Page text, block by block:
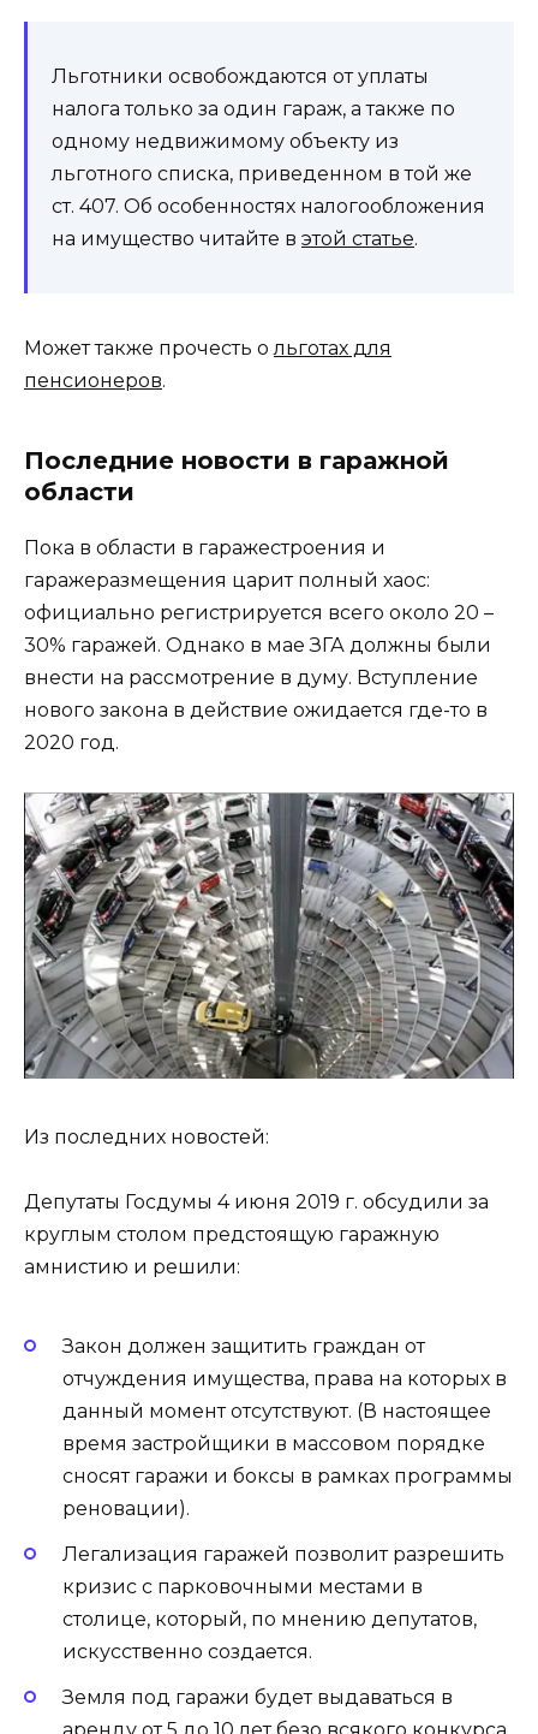
Льготники освобождаются от уплаты
налога только за один гараж, а также по
одному недвижимому объекту из
льготного списка, приведенном в той же
ст. 407. Об особенностях налогообложения
на имущество читайте в этой статье.
Может также прочесть ольготах для
пенсионеров.
Последние новости в гаражной
области
Пока в области в гаражестроения и
гаражеразмещения царит полный хаос:
официально регистрируется всего около 20 –
30% гаражей. Однако в мае ЗГА должны были
внести на рассмотрение в думу. Вступление
нового закона в действие ожидается где-то в
2020 год.
Из последних новостей:
Депутаты Госдумы 4 июня 2019 г. обсудили за
круглым столом предстоящую гаражную
амнистию и решили:
Закон должен защитить граждан от
отчуждения имущества, права на которых в
данный момент отсутствуют. (В настоящее
время застройщики в массовом порядке
сносят гаражи и боксы в рамках программы
реновации).
Легализация гаражей позволит разрешить
кризис с парковочными местами в
столице, который, по мнению депутатов,
искусственно создается.
Земля под гаражи будет выдаваться в